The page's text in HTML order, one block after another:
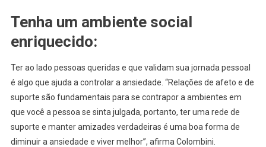
Tenha um ambiente social
enriquecido:
Ter ao lado pessoas queridas e que validam sua jornada pessoal
é algo que ajuda a controlar a ansiedade. “Relações de afeto e de
suporte são fundamentais para se contrapor a ambientes em
que você a pessoa se sinta julgada, portanto, ter uma rede de
suporte e manter amizades verdadeiras é uma boa forma de
diminuir a ansiedade e viver melhor”, afirma Colombini.